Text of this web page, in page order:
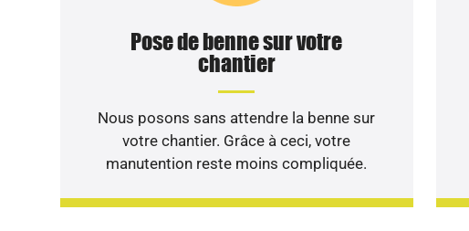
Pose de benne sur votre
chantier
Nous posons sans attendre la benne sur
votre chantier. Grâce à ceci, votre
manutention reste moins compliquée.